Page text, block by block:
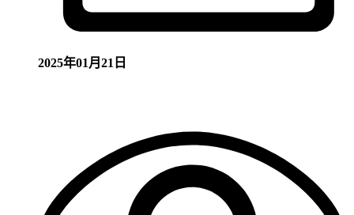
2025年01月21日